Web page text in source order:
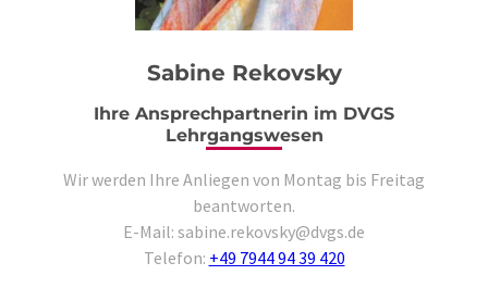
Sabine Rekovsky
Ihre Ansprechpartnerin im DVGS
Lehrgangswesen
Wir werden Ihre Anliegen von Montag bis Freitag
beantworten.
E-Mail: sabine.rekovsky@dvgs.de
Telefon: +49 7944 94 39 420